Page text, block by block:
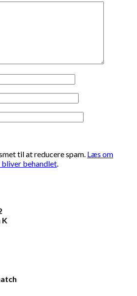
til at reducere spam. Læs om
behandlet.
K